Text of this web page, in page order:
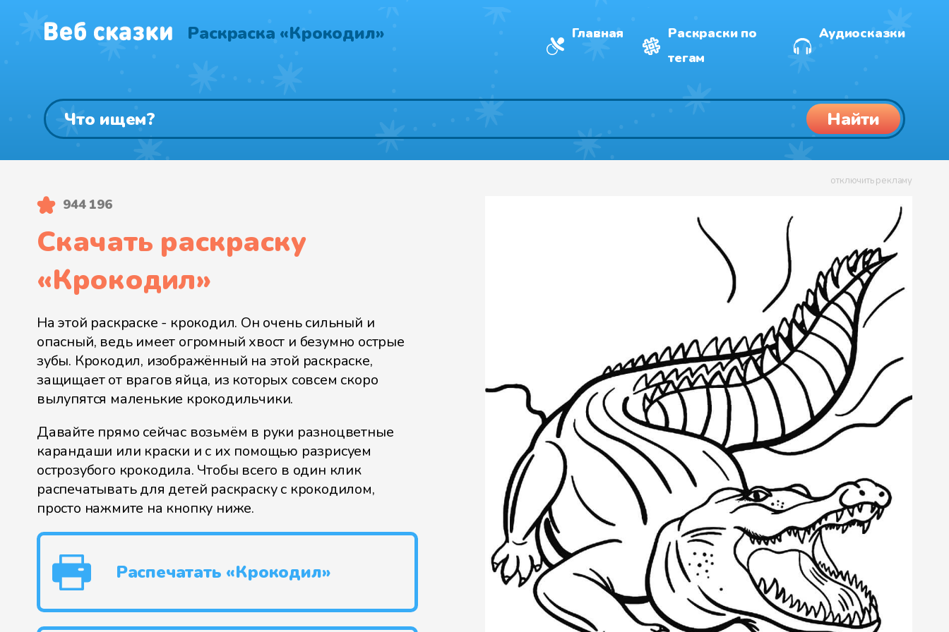
Раскраска «Крокодил» Главная
Раскраски по
тегам
Аудиосказки
Найти
отключить рекламу
944 196
Скачать раскраску
«Крокодил»
На этой раскраске - крокодил. Он очень сильный и
опасный, ведь имеет огромный хвост и безумно острые
зубы. Крокодил, изображённый на этой раскраске,
защищает от врагов яйца, из которых совсем скоро
вылупятся маленькие крокодильчики.
Давайте прямо сейчас возьмём в руки разноцветные
карандаши или краски и с их помощью разрисуем
острозубого крокодила. Чтобы всего в один клик
распечатывать для детей раскраску с крокодилом,
просто нажмите на кнопку ниже.
Распечатать «Крокодил»